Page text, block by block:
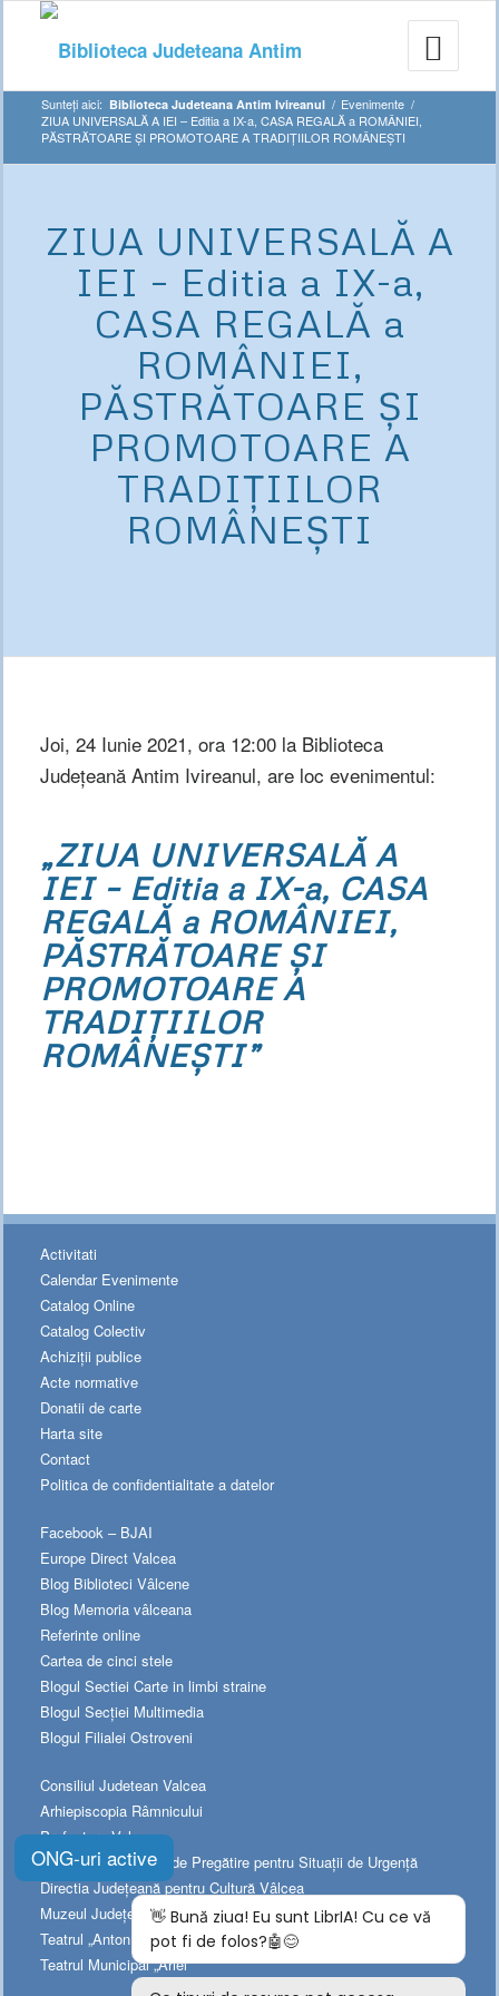
Sunteți aici: Biblioteca Judeteana Antim Ivireanul / Evenimente /
ZIUA UNIVERSALĂ A IEI – Editia a IX-a, CASA REGALĂ a ROMÂNIEI,
PĂSTRĂTOARE ȘI PROMOTOARE A TRADIȚIILOR ROMÂNEȘTI
ZIUA UNIVERSALĂ A
IEI – Editia a IX-a,
CASA REGALĂ a
ROMÂNIEI,
PĂSTRĂTOARE ȘI
PROMOTOARE A
TRADIȚIILOR
ROMÂNEȘTI
Joi, 24 Iunie 2021, ora 12:00 la Biblioteca
Județeană Antim Ivireanul, are loc evenimentul:
„ZIUA UNIVERSALĂ A
IEI – Editia a IX-a, CASA
REGALĂ a ROMÂNIEI,
PĂSTRĂTOARE ȘI
PROMOTOARE A
TRADIȚIILOR
ROMÂNEȘTI”
Activitati
Calendar Evenimente
Catalog Online
Catalog Colectiv
Achiziții publice
Acte normative
Donatii de carte
Harta site
Contact
Politica de confidentialitate a datelor
Facebook – BJAI
Europe Direct Valcea
Blog Biblioteci Vâlcene
Blog Memoria vâlceana
Referinte online
Cartea de cinci stele
Blogul Sectiei Carte in limbi straine
Blogul Secției Multimedia
Blogul Filialei Ostroveni
Consiliul Judetean Valcea
Arhiepiscopia Râmnicului
Prefectura Valcea
Platforma Naționala de Pregătire pentru Situații de Urgență
Directia Judeţeană pentru Cultură Vâlcea
Muzeul Judeţean de Istorie
Teatrul „Anton Pann”
Teatrul Municipal „Ariel”
ONG-uri active